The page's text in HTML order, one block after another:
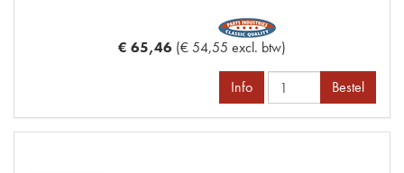
€ 65,46 (€ 54,55 excl. btw)
Info Bestel